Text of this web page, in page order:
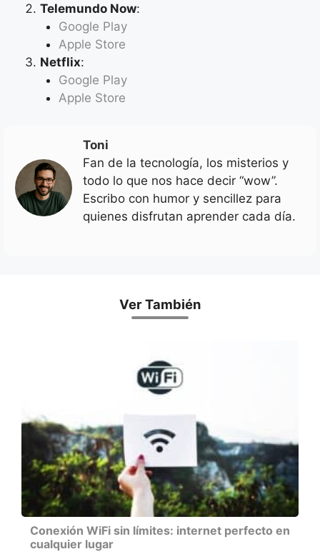
Telemundo Now:
Google Play
Apple Store
Netflix:
Google Play
Apple Store
Toni
Fan de la tecnología, los misterios y
todo lo que nos hace decir “wow”.
Escribo con humor y sencillez para
quienes disfrutan aprender cada día.
Ver También
Conexión WiFi sin límites: internet perfecto en
cualquier lugar